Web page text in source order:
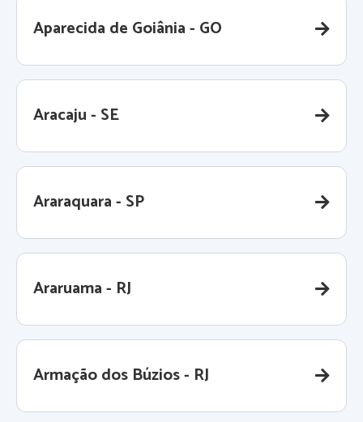
Aparecida de Goiânia - GO
Aracaju - SE
Araraquara - SP
Araruama - RJ
Armação dos Búzios - RJ